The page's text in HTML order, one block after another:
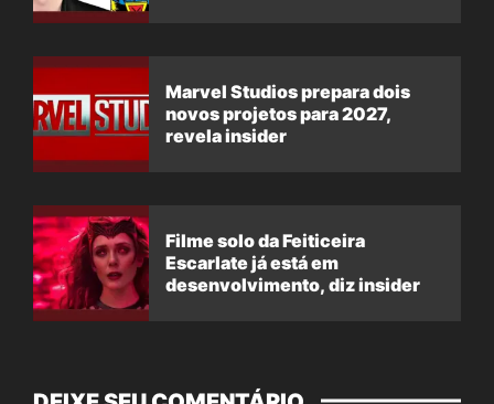
Marvel Studios prepara dois
novos projetos para 2027,
revela insider
Filme solo da Feiticeira
Escarlate já está em
desenvolvimento, diz insider